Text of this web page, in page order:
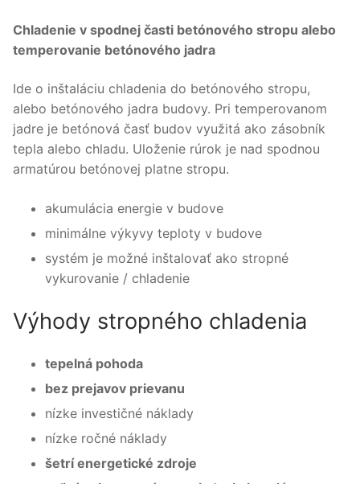
Chladenie v spodnej časti betónového stropu alebo
temperovanie betónového jadra
Ide o inštaláciu chladenia do betónového stropu,
alebo betónového jadra budovy. Pri temperovanom
jadre je betónová časť budov využitá ako zásobník
tepla alebo chladu. Uloženie rúrok je nad spodnou
armatúrou betónovej platne stropu.
akumulácia energie v budove
minimálne výkyvy teploty v budove
systém je možné inštalovať ako stropné
vykurovanie / chladenie
Výhody stropného chladenia
tepelná pohoda
bez prejavov prievanu
nízke investičné náklady
nízke ročné náklady
šetrí energetické zdroje